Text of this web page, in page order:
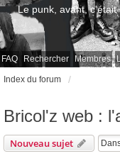
FAQ Rechercher Membres
Le punk, avant, c'était
Index du forum
Bricol'z web :
Nouveau sujet